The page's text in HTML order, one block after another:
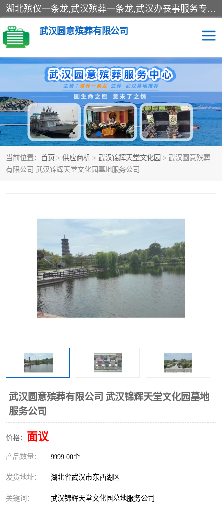
湖北殡仪一条龙,武汉殡葬一条龙,武汉办丧事服务专理红白佛事、病人临终关怀、医院或家中老人去世穿寿衣、灵车遗体接运、殡仪馆告别厅预约、办理火葬场手续、民俗丧事策划、遗体告别仪式、民俗礼仪服务、殡葬礼仪策划、陵园墓位导购、寺庙塔位择吉、往生功德策划、民俗功德策划、异地殡葬礼仪服务、异地骨灰接送返乡
武汉圆意殡葬有限公司
当前位置： 首页 > 供应商机 > 武汉锦辉天堂文化园 > 武汉圆意殡葬
有限公司 武汉锦辉天堂文化园墓地服务公司
武汉圆意殡葬有限公司 武汉锦辉天堂文化园墓地
服务公司
价格： 面议
产品数量： 9999.00个
发货地址： 湖北省武汉市东西湖区
关键词： 武汉锦辉天堂文化园墓地服务公司
殡葬一条龙服务 江葬一条龙服务
武汉锦辉天堂文化园 仙鹤湖湿地公园
长乐园陵园 万福净土陵园
武汉市阳逻九龙宫陵园 石门峰人文纪念园